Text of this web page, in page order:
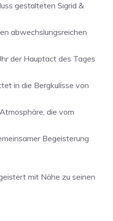
gestalteten Sigrid &
abwechslungsreichen
der Hauptact des Tages
in die Bergkulisse von
die vom
Begeisterung
mit Nähe zu seinen